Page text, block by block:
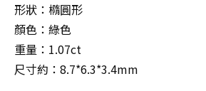
形狀：橢圓形
顏色：綠色
重量：1.07ct
尺寸約：8.7*6.3*3.4mm